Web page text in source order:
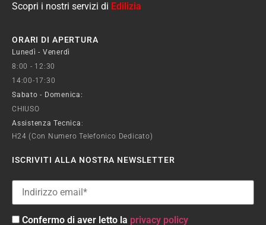
Scopri i nostri servizi di Edilizia
ORARI DI APERTURA
Lunedì - Venerdì
8:00 - 12:30
14:00-17:30
Sabato - Domenica:
CHIUSO
Assistenza Tecnica :
H24 (con Numero Telefonico Dedicato)
ISCRIVITI ALLA NOSTRA NEWSLETTER
Confermo di aver letto la privacy policy